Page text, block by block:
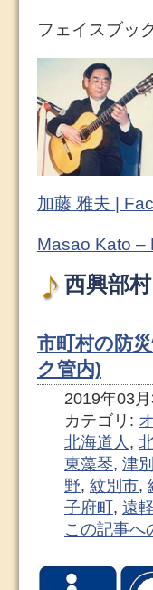
フェイスブッ
加藤 雅夫 |
Masao Kato –
西興部
市町村の防
ク管内)
2019年03
カテゴリ:
北海道人 ,
東藻琴, 津
野, 紋別市,
子府町, 遠
この記事へ